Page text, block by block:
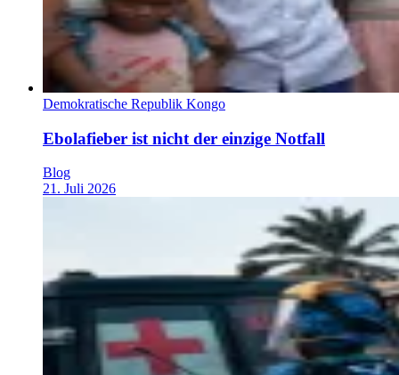
Demokratische Republik Kongo
Ebolafieber ist nicht der einzige Notfall
Blog
21. Juli 2026